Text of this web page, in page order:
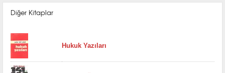
Diğer Kitaplar
Hukuk Yazıları